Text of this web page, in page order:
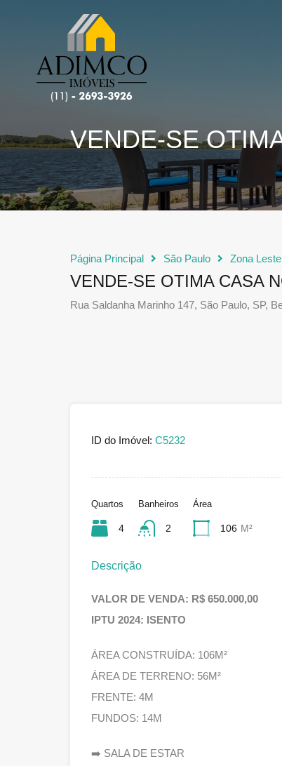
VENDE-SE
Página Principal São Paulo Zona Leste
VENDE-SE OTIMA CASA
Rua Saldanha Marinho 147, São Paulo, SP,
ID do Imóvel: C5232
Quartos
4
Banheiros
2
Área
106 M²
Descrição
VALOR DE VENDA: R$ 650.000,00
IPTU 2024: ISENTO
ÁREA CONSTRUÍDA: 106M²
ÁREA DE TERRENO: 56M²
FRENTE: 4M
FUNDOS: 14M
➡️ SALA DE ESTAR